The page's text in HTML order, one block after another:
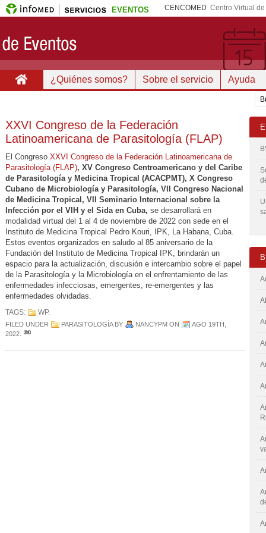
EVENTOS CENCOMED Centro Virtual
¿Quiénes somos? Sobre el servicio Ayuda
XXVI Congreso de la Federación
Latinoamericana de Parasitología (FLAP)
El Congreso XXVI Congreso de la Federación Latinoamericana de
Parasitología (FLAP), XV Congreso Centroamericano y del Caribe
de Parasitología y Medicina Tropical (ACACPMT), X Congreso
Cubano de Microbiología y Parasitología, VII Congreso Nacional
de Medicina Tropical, VII Seminario Internacional sobre la
Infección por el VIH y el Sida en Cuba, se desarrollará en
modalidad virtual del 1 al 4 de noviembre de 2022 con sede en el
Instituto de Medicina Tropical Pedro Kouri, IPK, La Habana, Cuba.
Estos eventos organizados en saludo al 85 aniversario de la
Fundación del Instituto de Medicina Tropical IPK, brindarán un
espacio para la actualización, discusión e intercambio sobre el papel
de la Parasitología y la Microbiología en el enfrentamiento de las
enfermedades infecciosas, emergentes, re-emergentes y las
enfermedades olvidadas.
TAGS: WP.
FILED UNDER PARASITOLOGÍABY NANCYPM ON
AGO 19TH,
2022